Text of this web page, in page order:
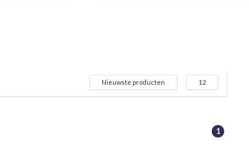
Nieuwste producten 12
1